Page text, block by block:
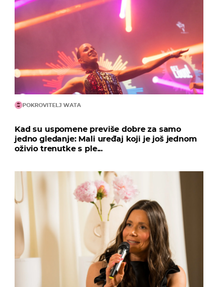
POKROVITELJ WATA
Kad su uspomene previše dobre za samo
jedno gledanje: Mali uređaj koji je još jednom
oživio trenutke s ple...